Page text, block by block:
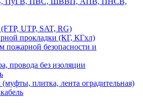
UTP, SAT, RG)
прокладки (КГ, КГхл)
пожарной безопасности и
провода без изоляции
(муфты, плитка, лента оградительная)